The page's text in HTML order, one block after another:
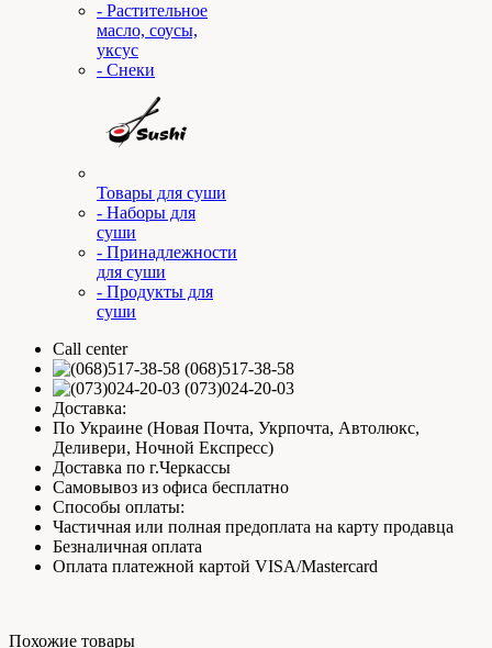
- Растительное
масло, соусы,
уксус
- Снеки
Товары для суши
- Наборы для
суши
- Принадлежности
для суши
- Продукты для
суши
Call center
(068)517-38-58
(073)024-20-03
Доставка:
По Украине (Новая Почта, Укрпочта, Автолюкс,
Деливери, Ночной Експресс)
Доставка по г.Черкассы
Самовывоз из офиса бесплатно
Способы оплаты:
Частичная или полная предоплата на карту продавца
Безналичная оплата
Оплата платежной картой VISA/Mastercard
Похожие товары